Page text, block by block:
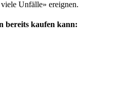
Unfälle» ereignen.
bereits kaufen kann: